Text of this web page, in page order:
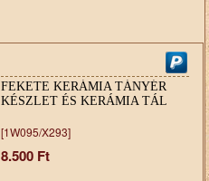
FEKETE KERÁMIA TÁNYÉR
KÉSZLET ÉS KERÁMIA TÁL
[1W095/X293]
8.500 Ft